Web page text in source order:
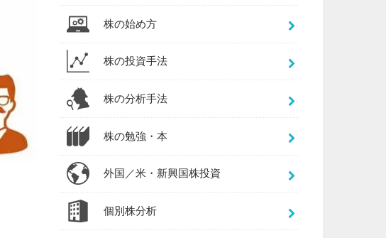
株の始め方
株の投資手法
株の分析手法
株の勉強・本
外国／米・新興国株投資
個別株分析